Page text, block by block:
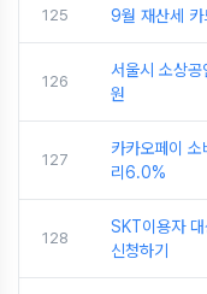
125 9월 재산세 카
126
서울시 소상공
원
127
카카오페이
리6.0%
128
SKT이용자
신청하기